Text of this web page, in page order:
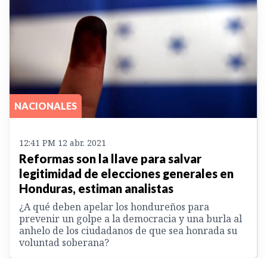
NACIONALES
12:41 PM 12 abr. 2021
Reformas son la llave para salvar
legitimidad de elecciones generales en
Honduras, estiman analistas
¿A qué deben apelar los hondureños para
prevenir un golpe a la democracia y una burla al
anhelo de los ciudadanos de que sea honrada su
voluntad soberana?